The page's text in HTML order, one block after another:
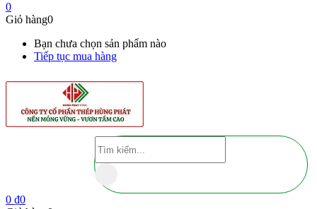
0
Giỏ hàng0
Bạn chưa chọn sản phẩm nào
Tiếp tục mua hàng
0 ₫0